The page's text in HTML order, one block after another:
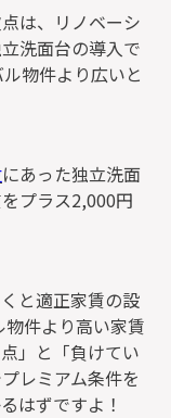
は、リノベーシ
洗面台の導入で
物件より広いと
にあった独立洗面
プラス2,000円
と適正家賃の設
件より高い家賃
」と「負けてい
レミアム条件を
はずですよ！